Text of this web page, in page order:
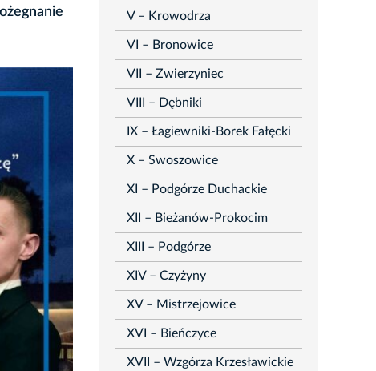
V – Krowodrza
VI – Bronowice
VII – Zwierzyniec
VIII – Dębniki
IX – Łagiewniki-Borek Fałęcki
X – Swoszowice
XI – Podgórze Duchackie
XII – Bieżanów-Prokocim
XIII – Podgórze
XIV – Czyżyny
XV – Mistrzejowice
XVI – Bieńczyce
XVII – Wzgórza Krzesławickie